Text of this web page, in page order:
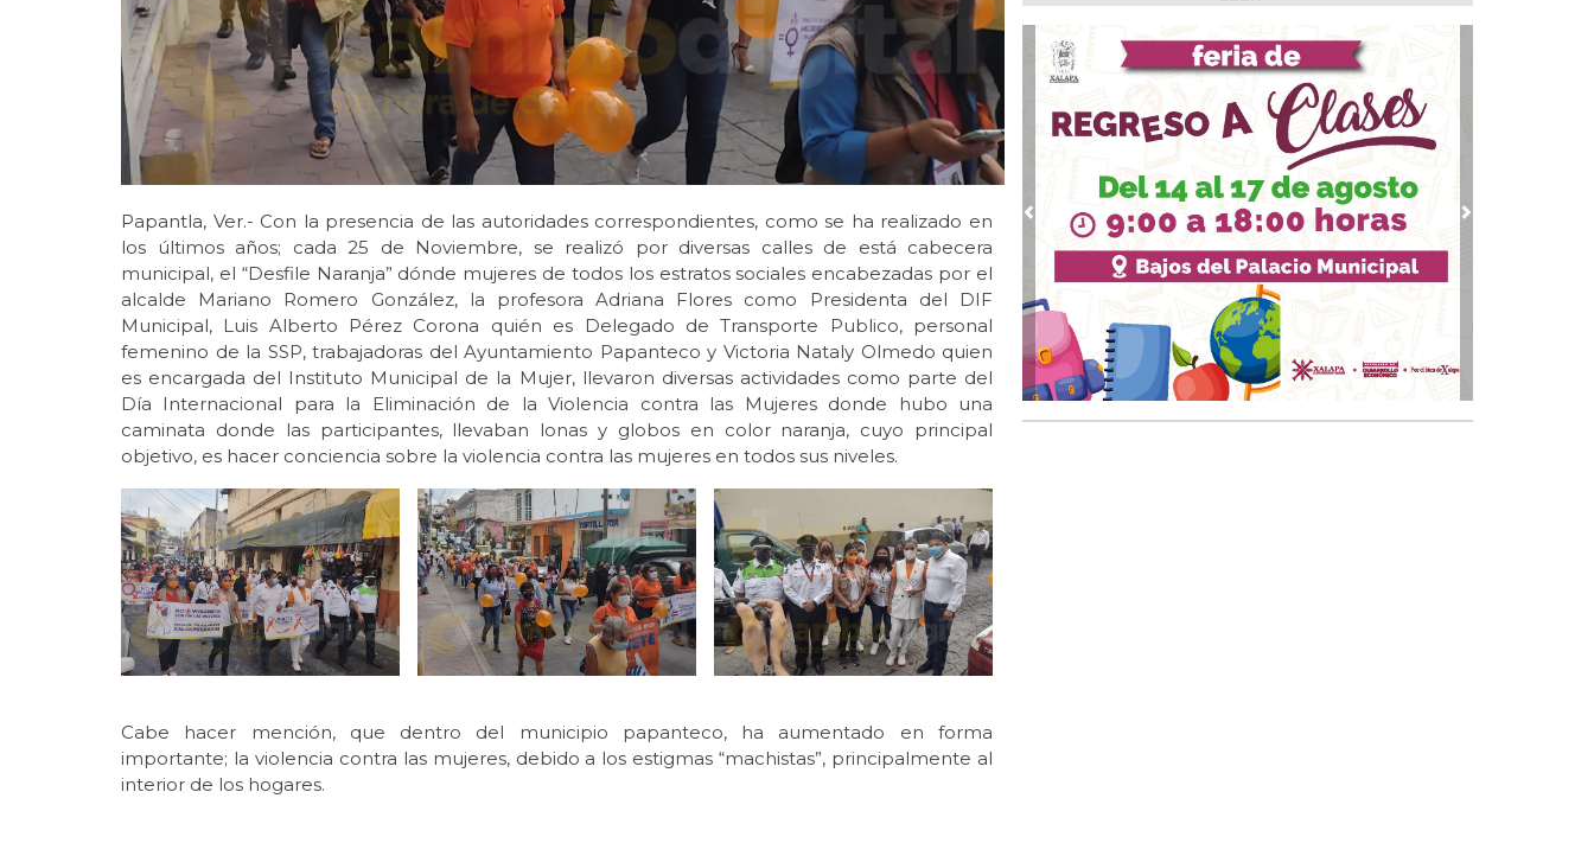
Papantla, Ver.- Con la presencia de las autoridades correspondientes, como se ha realizado en
los últimos años; cada 25 de Noviembre, se realizó por diversas calles de está cabecera
municipal, el “Desfile Naranja” dónde mujeres de todos los estratos sociales encabezadas por el
alcalde Mariano Romero González, la profesora Adriana Flores como Presidenta del DIF
Municipal, Luis Alberto Pérez Corona quién es Delegado de Transporte Publico, personal
femenino de la SSP, trabajadoras del Ayuntamiento Papanteco y Victoria Nataly Olmedo quien
es encargada del Instituto Municipal de la Mujer, llevaron diversas actividades como parte del
Día Internacional para la Eliminación de la Violencia contra las Mujeres donde hubo una
caminata donde las participantes, llevaban lonas y globos en color naranja, cuyo principal
objetivo, es hacer conciencia sobre la violencia contra las mujeres en todos sus niveles.
Cabe hacer mención, que dentro del municipio papanteco, ha aumentado en forma
importante; la violencia contra las mujeres, debido a los estigmas “machistas”, principalmente al
interior de los hogares.
teleradiocambiodigital festeja 17 años
Ago 06, 2026 / 18:00
Invita Ayuntamiento de Veracruz a disfrutar la
Temporada de Artes Veracruz “Escena Viva”
Ago 06, 2026 / 16:56
Gobierno de Boca del Río identifica puntos
críticos, exige a CAB soluciones definitivas a la
infraestructura hidráulica
Ago 06, 2026 / 15:53
Desfile de estrellas durante la alfombra roja en el
pre-estreno de “Loco México Mágico”
Ago 06, 2026 / 15:09
ADEEM Latina 2026 reunirá en Veracruz a los
grandes protagonistas del espectáculo mexicano
Garantiza Rosa María patrimonio de familias en
Previous Next